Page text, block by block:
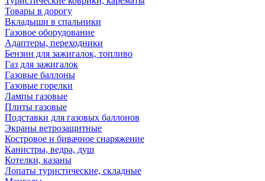
Товары в дорогу
Вкладыши в спальники
Газовое оборудование
Адаптеры, переходники
Бензин для зажигалок, топливо
Газ для зажигалок
Газовые баллоны
Газовые горелки
Лампы газовые
Плиты газовые
Подставки для газовых баллонов
Экраны ветрозащитные
Костровое и бивачное снаряжение
Канистры, ведра, душ
Котелки, казаны
Лопаты туристические, складные